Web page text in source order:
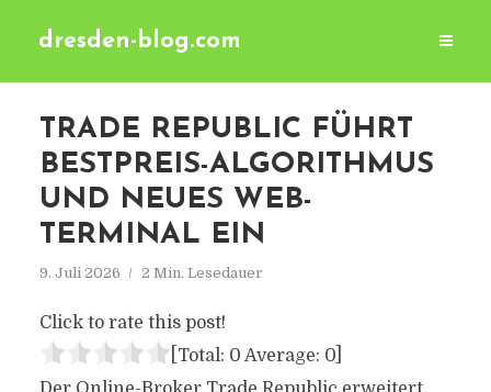
dresden-blog.com
TRADE REPUBLIC FÜHRT
BESTPREIS-ALGORITHMUS
UND NEUES WEB-
TERMINAL EIN
9. Juli 2026 2 Min. Lesedauer
Click to rate this post!
[Total: 0 Average: 0]